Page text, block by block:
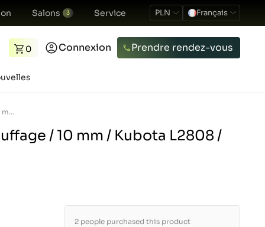
Salons 3 Service PLN Français
0 Connexion Prendre rendez-vous
Bougie de préchauffage / 10 mm / Kubota L2808 / L3408
/ 10 mm / Kubota L2808 /
2 people purchased this product